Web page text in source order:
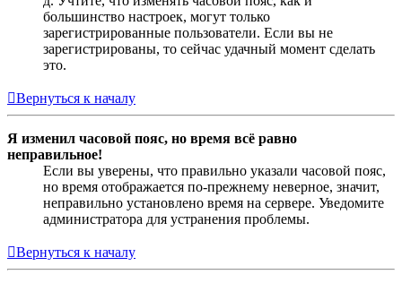
большинство настроек, могут только
зарегистрированные пользователи. Если вы не
зарегистрированы, то сейчас удачный момент сделать
это.
Вернуться к началу
Я изменил часовой пояс, но время всё равно
неправильное!
Если вы уверены, что правильно указали часовой пояс,
но время отображается по-прежнему неверное, значит,
неправильно установлено время на сервере. Уведомите
администратора для устранения проблемы.
Вернуться к началу